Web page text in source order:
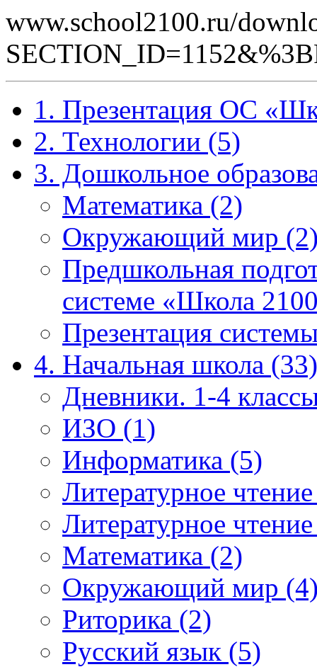
www.school2100.ru/
1. Презентация ОС
2. Технологии (5)
3. Дошкольное
Математика (2)
Окружающий мир
Предшкольная
системе «Школа
Презентация
4. Начальная школа (33)
Дневники. 1-4
ИЗО (1)
Информатика (5)
Литературное
Литературное
Математика (2)
Окружающий мир
Риторика (2)
Русский язык (5)